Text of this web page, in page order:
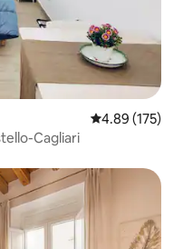
Penarafan
4.89 (175)
Cagliari